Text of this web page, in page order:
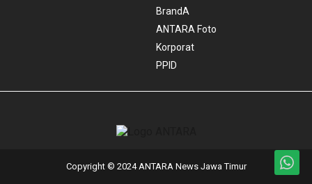
BrandA
ANTARA Foto
Korporat
PPID
Copyright © 2024 ANTARA News Jawa Timur